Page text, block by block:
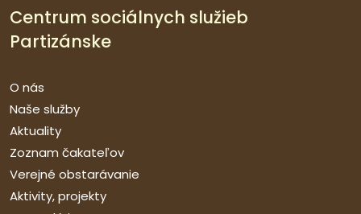
Centrum sociálnych služieb
Partizánske
O nás
Naše služby
Aktuality
Zoznam čakateľov
Verejné obstarávanie
Aktivity, projekty